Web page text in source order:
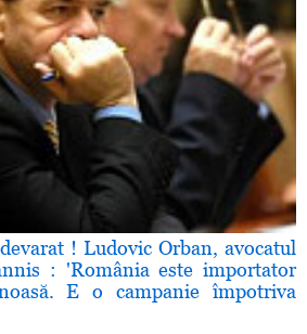
! Ludovic Orban, avocatul
: 'România este importator
E o campanie împotriva